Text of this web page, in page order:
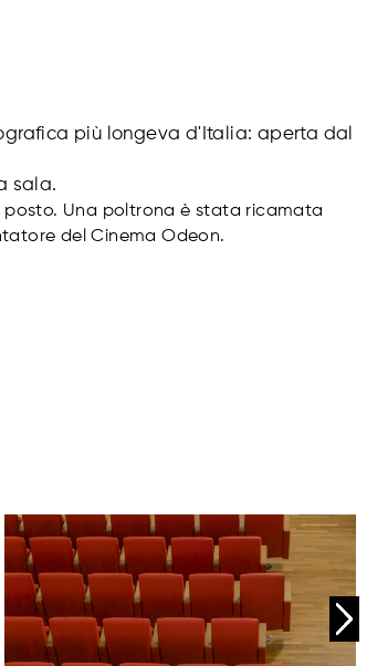
più longeva d'Italia: aperta dal
sala.
Una poltrona è stata ricamata
del Cinema Odeon.